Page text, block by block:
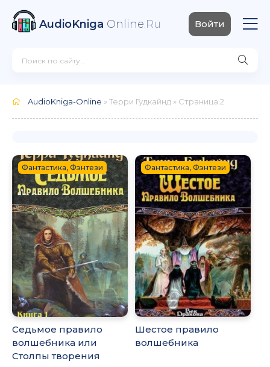
AudioKniga Online.Ru Войти
AudioKniga-Online » Терри Гудкайнд » Страница 2
Фантастика, Фэнтези
Седьмое правило
волшебника или
Столпы творения
Фантастика, Фэнтези
Шестое правило
волшебника